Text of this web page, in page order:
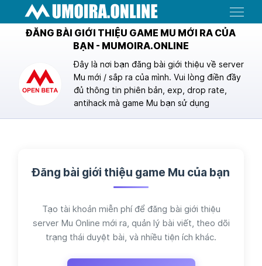
Menu
ĐĂNG BÀI GIỚI THIỆU GAME MU MỚI RA CỦA
BẠN - MUMOIRA.ONLINE
Đây là nơi bạn đăng bài giới thiệu về server
Mu mới / sắp ra của mình. Vui lòng điền đầy
đủ thông tin phiên bản, exp, drop rate,
antihack mà game Mu bạn sử dụng
Đăng bài giới thiệu game Mu của bạn
Tạo tài khoản miễn phí để đăng bài giới thiệu
server Mu Online mới ra, quản lý bài viết, theo dõi
trạng thái duyệt bài, và nhiều tiện ích khác.